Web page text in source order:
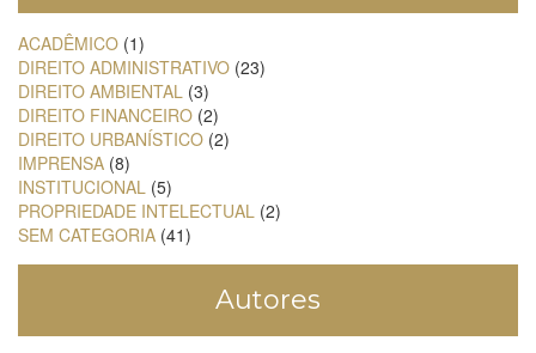
ACADÊMICO (1)
DIREITO ADMINISTRATIVO (23)
DIREITO AMBIENTAL (3)
DIREITO FINANCEIRO (2)
DIREITO URBANÍSTICO (2)
IMPRENSA (8)
INSTITUCIONAL (5)
PROPRIEDADE INTELECTUAL (2)
SEM CATEGORIA (41)
Autores